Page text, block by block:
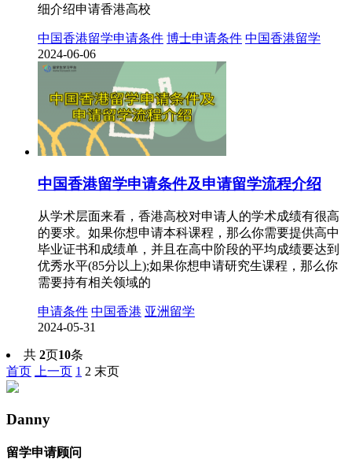
细介绍申请香港高校
中国香港留学申请条件 博士申请条件 中国香港留学
2024-06-06
中国香港留学申请条件及申请留学流程介绍
从学术层面来看，香港高校对申请人的学术成绩有很高
的要求。如果你想申请本科课程，那么你需要提供高中
毕业证书和成绩单，并且在高中阶段的平均成绩要达到
优秀水平(85分以上);如果你想申请研究生课程，那么你
需要持有相关领域的
申请条件 中国香港 亚洲留学
2024-05-31
共 2页10条
首页
上一页 1 2 末页
Danny
留学申请顾问